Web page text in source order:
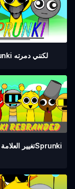
Sprunki لكنني دمرته
تغيير العلامة التجارية لSprunki